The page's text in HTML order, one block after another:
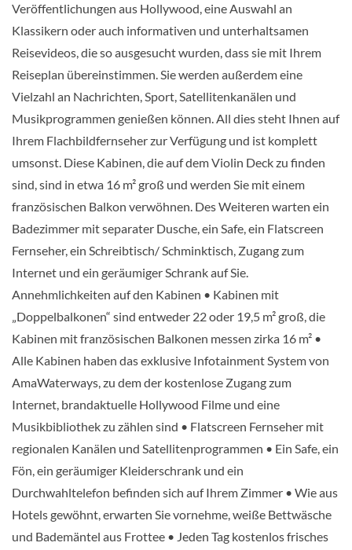
Violin Deck
Suite
Single-[Single]
Balkonkabine
Veröffentlichungen aus Hollywood, eine Auswahl an
Klassikern oder auch informativen und unterhaltsamen
Reisevideos, die so ausgesucht wurden, dass sie mit Ihrem
Reiseplan übereinstimmen. Sie werden außerdem eine
Vielzahl an Nachrichten, Sport, Satellitenkanälen und
Musikprogrammen genießen können. All dies steht Ihnen auf
Ihrem Flachbildfernseher zur Verfügung und ist komplett
umsonst. Diese Kabinen, die auf dem Violin Deck zu finden
sind, sind in etwa 16 m² groß und werden Sie mit einem
französischen Balkon verwöhnen. Des Weiteren warten ein
Badezimmer mit separater Dusche, ein Safe, ein Flatscreen
Fernseher, ein Schreibtisch/ Schminktisch, Zugang zum
Internet und ein geräumiger Schrank auf Sie.
Annehmlichkeiten auf den Kabinen • Kabinen mit
„Doppelbalkonen“ sind entweder 22 oder 19,5 m² groß, die
Kabinen mit französischen Balkonen messen zirka 16 m² •
Alle Kabinen haben das exklusive Infotainment System von
AmaWaterways, zu dem der kostenlose Zugang zum
Internet, brandaktuelle Hollywood Filme und eine
Musikbibliothek zu zählen sind • Flatscreen Fernseher mit
regionalen Kanälen und Satellitenprogrammen • Ein Safe, ein
Fön, ein geräumiger Kleiderschrank und ein
Durchwahltelefon befinden sich auf Ihrem Zimmer • Wie aus
Hotels gewöhnt, erwarten Sie vornehme, weiße Bettwäsche
und Bademäntel aus Frottee • Jeden Tag kostenlos frisches